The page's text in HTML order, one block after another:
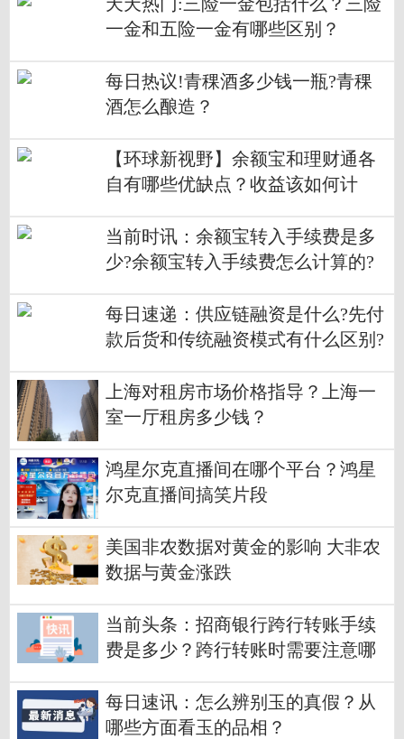
天天热门:三险一金包括什么？三险
一金和五险一金有哪些区别？
每日热议!青稞酒多少钱一瓶?青稞
酒怎么酿造？
【环球新视野】余额宝和理财通各
自有哪些优缺点？收益该如何计
当前时讯：余额宝转入手续费是多
少?余额宝转入手续费怎么计算的?
每日速递：供应链融资是什么?先付
款后货和传统融资模式有什么区别?
上海对租房市场价格指导？上海一
室一厅租房多少钱？
鸿星尔克直播间在哪个平台？鸿星
尔克直播间搞笑片段
美国非农数据对黄金的影响 大非农
数据与黄金涨跌
当前头条：招商银行跨行转账手续
费是多少？跨行转账时需要注意哪
每日速讯：怎么辨别玉的真假？从
哪些方面看玉的品相？